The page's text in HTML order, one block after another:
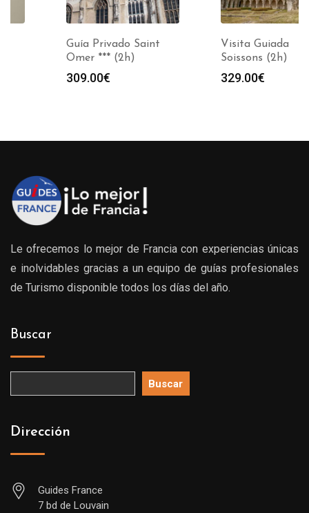
Guía Privado Saint
Omer *** (2h)
Visita Guiada
Soissons (2h)
Le ofrecemos lo mejor de Francia con experiencias únicas
e inolvidables gracias a un equipo de guías profesionales
de Turismo disponible todos los días del año.
Buscar
Buscar
Dirección
Guides France
7 bd de Louvain